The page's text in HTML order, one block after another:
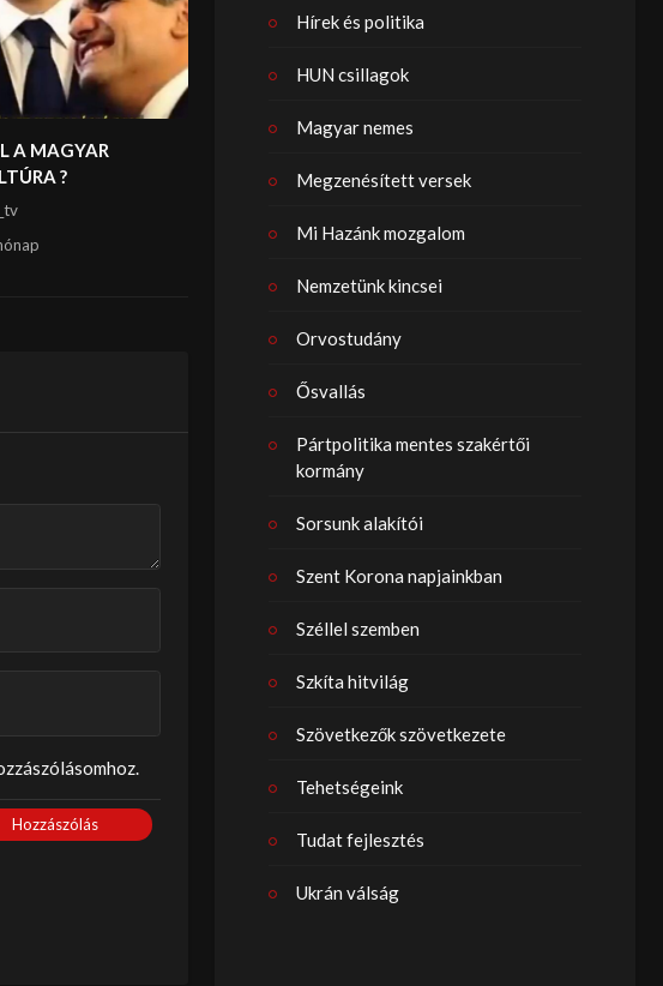
A MAGYAR
?
Hozzászólás
Hírek és politika
HUN csillagok
Magyar nemes
Megzenésített versek
Mi Hazánk mozgalom
Nemzetünk kincsei
Orvostudány
Ősvallás
Pártpolitika mentes szakértői
kormány
Sorsunk alakítói
Szent Korona napjainkban
Széllel szemben
Szkíta hitvilág
Szövetkezők szövetkezete
Tehetségeink
Tudat fejlesztés
Ukrán válság